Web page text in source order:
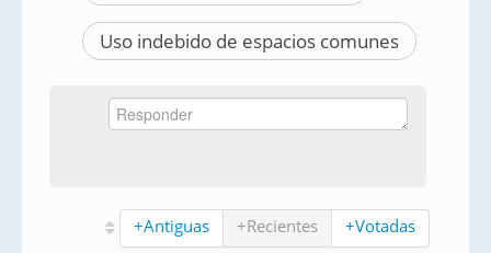
Uso indebido de espacios comunes
+Antiguas +Recientes +Votadas